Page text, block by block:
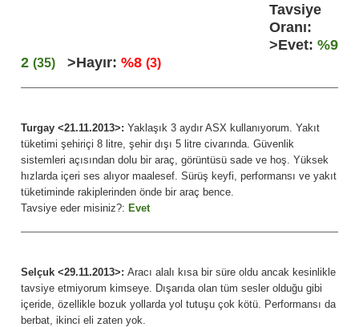
Tavsiye
Oranı:
>Evet: %9
2 (35) >Hayır: %8 (3)
Turgay <21.11.2013>: Yaklaşık 3 aydır ASX kullanıyorum. Yakıt
tüketimi şehiriçi 8 litre, şehir dışı 5 litre civarında. Güvenlik
sistemleri açısından dolu bir araç, görüntüsü sade ve hoş. Yüksek
hızlarda içeri ses alıyor maalesef. Sürüş keyfi, performansı ve yakıt
tüketiminde rakiplerinden önde bir araç bence.
Tavsiye eder misiniz?: Evet
Selçuk <29.11.2013>: Aracı alalı kısa bir süre oldu ancak kesinlikle
tavsiye etmiyorum kimseye. Dışarıda olan tüm sesler olduğu gibi
içeride, özellikle bozuk yollarda yol tutuşu çok kötü. Performansı da
berbat, ikinci eli zaten yok.